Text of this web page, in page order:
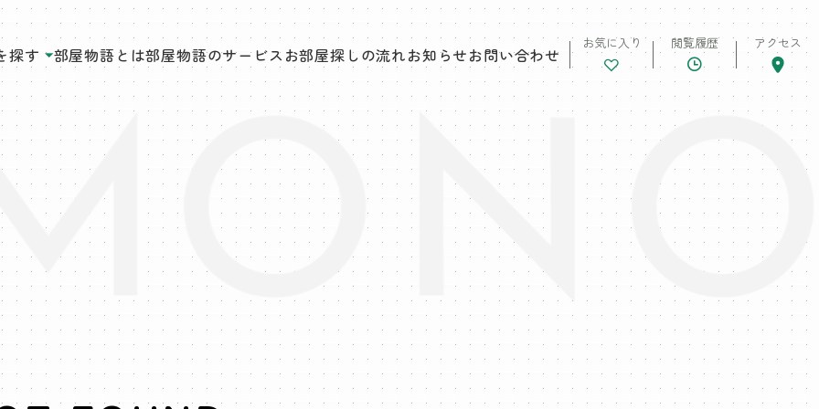
探す 部屋物語とは部屋物語のサービス お部屋探しの流れお知らせお問い合わせ
お気に入り 閲覧履歴 アクセス